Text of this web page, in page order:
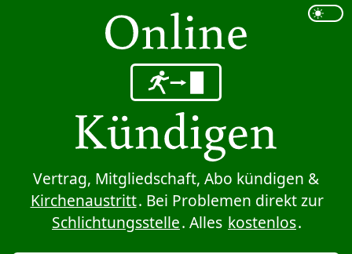
Sprung zum Inhalt
Vertrag, Mitgliedschaft, Abo kündigen &
Kirchenaustritt. Bei Problemen direkt zur
Schlichtungsstelle. Alles kostenlos.